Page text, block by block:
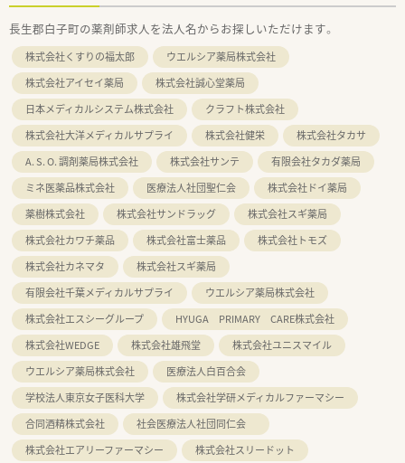
長生郡白子町の薬剤師求人を法人名からお探しいただけます。
株式会社くすりの福太郎
ウエルシア薬局株式会社
株式会社アイセイ薬局
株式会社誠心堂薬局
日本メディカルシステム株式会社
クラフト株式会社
株式会社大洋メディカルサプライ
株式会社健栄
株式会社タカサ
A. S. O. 調剤薬局株式会社
株式会社サンテ
有限会社タカダ薬局
ミネ医薬品株式会社
医療法人社団聖仁会
株式会社ドイ薬局
薬樹株式会社
株式会社サンドラッグ
株式会社スギ薬局
株式会社カワチ薬品
株式会社富士薬品
株式会社トモズ
株式会社カネマタ
株式会社スギ薬局
有限会社千葉メディカルサプライ
ウエルシア薬局株式会社
株式会社エスシーグループ
HYUGA PRIMARY CARE株式会社
株式会社WEDGE
株式会社雄飛堂
株式会社ユニスマイル
ウエルシア薬局株式会社
医療法人白百合会
学校法人東京女子医科大学
株式会社学研メディカルファーマシー
合同酒精株式会社
社会医療法人社団同仁会
株式会社エアリーファーマシー
株式会社スリードット